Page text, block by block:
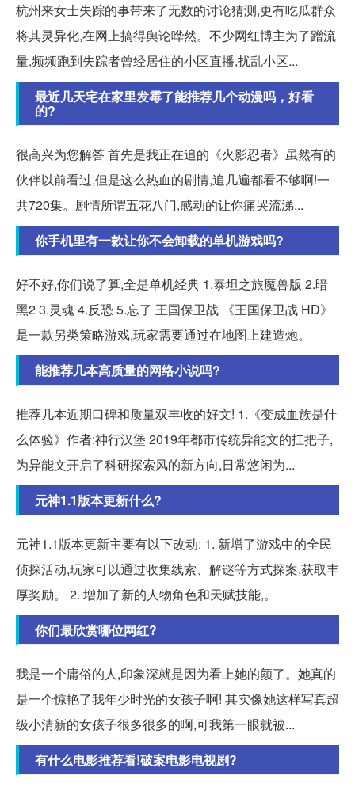
杭州来女士失踪的事带来了无数的讨论猜测,更有吃瓜群众
将其灵异化,在网上搞得舆论哗然。不少网红博主为了蹭流
量,频频跑到失踪者曾经居住的小区直播,扰乱小区...
最近几天宅在家里发霉了能推荐几个动漫吗，好看
的?
很高兴为您解答 首先是我正在追的《火影忍者》虽然有的
伙伴以前看过,但是这么热血的剧情,追几遍都看不够啊!一
共720集。剧情所谓五花八门,感动的让你痛哭流涕...
你手机里有一款让你不会卸载的单机游戏吗?
好不好,你们说了算,全是单机经典 1.泰坦之旅魔兽版 2.暗
黑2 3.灵魂 4.反恐 5.忘了 王国保卫战 《王国保卫战 HD》
是一款另类策略游戏,玩家需要通过在地图上建造炮。
能推荐几本高质量的网络小说吗?
推荐几本近期口碑和质量双丰收的好文! 1.《变成血族是什
么体验》作者:神行汉堡 2019年都市传统异能文的扛把子,
为异能文开启了科研探索风的新方向,日常悠闲为...
元神1.1版本更新什么?
元神1.1版本更新主要有以下改动: 1. 新增了游戏中的全民
侦探活动,玩家可以通过收集线索、解谜等方式探案,获取丰
厚奖励。 2. 增加了新的人物角色和天赋技能,。
你们最欣赏哪位网红?
我是一个庸俗的人,印象深就是因为看上她的颜了。她真的
是一个惊艳了我年少时光的女孩子啊! 其实像她这样写真超
级小清新的女孩子很多很多的啊,可我第一眼就被...
有什么电影推荐看!破案电影电视剧?